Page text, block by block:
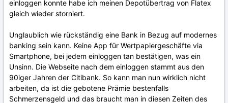
einloggen konnte habe ich meinen Depotübertrag von Flatex
gleich wieder storniert.
Unglaublich wie rückständig eine Bank in Bezug auf modernes
banking sein kann. Keine App für Wertpapiergeschäfte via
Smartphone, bei jedem einloggen tan bestätigen, was ein
Unsinn. Die Webseite nach dem einloggen stammt aus den
90iger Jahren der Citibank. So kann man nun wirklich nicht
arbeiten, da ist die gebotene Prämie bestenfalls
Schmerzensgeld und das braucht man in diesen Zeiten des